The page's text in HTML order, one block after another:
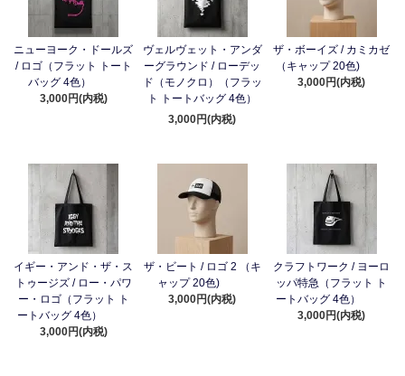
ニューヨーク・ドールズ
/ ロゴ（フラット トート
バッグ 4色）
3,000円(内税)
ヴェルヴェット・アンダ
ーグラウンド / ローデッ
ド（モノクロ）（フラッ
ト トートバッグ 4色）
3,000円(内税)
ザ・ボーイズ / カミカゼ
（キャップ 20色)
3,000円(内税)
イギー・アンド・ザ・ス
トゥージズ / ロー・パワ
ー・ロゴ（フラット ト
ートバッグ 4色）
3,000円(内税)
ザ・ビート / ロゴ 2 （キ
ャップ 20色)
3,000円(内税)
クラフトワーク / ヨーロ
ッパ特急（フラット ト
ートバッグ 4色）
3,000円(内税)